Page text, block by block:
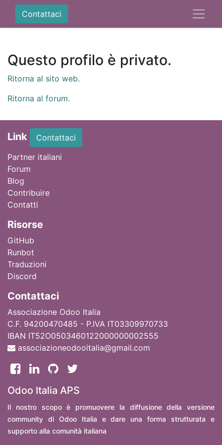
Contattaci
Questo profilo è privato.
Ritorna al sito web.
Ritorna al forum.
Link
Contattaci
Partner italiani
Forum
Blog
Contribuire
Contatti
Risorse
GitHub
Runbot
Traduzioni
Discord
Contattaci
Associazione Odoo Italia
C.F. 94200470485 - P.IVA IT03309970733
IBAN IT52O0503460122000000002555
associazioneodooitalia@gmail.com
Odoo Italia APS
Il nostro scopo è promuovere la diffusione della versione
community di Odoo Italia e dare una forma strutturata e
supporto alla comunità italiana